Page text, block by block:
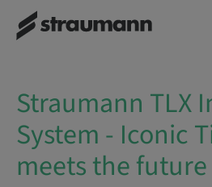
Straumann TLX Implant
System - Iconic Tissue
Straumann TLX
System - Iconic
meets the future